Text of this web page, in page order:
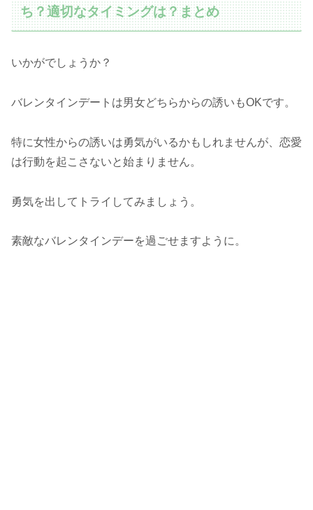
ち？適切なタイミングは？まとめ
いかがでしょうか？
バレンタインデートは男女どちらからの誘いもOKです。
特に女性からの誘いは勇気がいるかもしれませんが、恋愛
は行動を起こさないと始まりません。
勇気を出してトライしてみましょう。
素敵なバレンタインデーを過ごせますように。